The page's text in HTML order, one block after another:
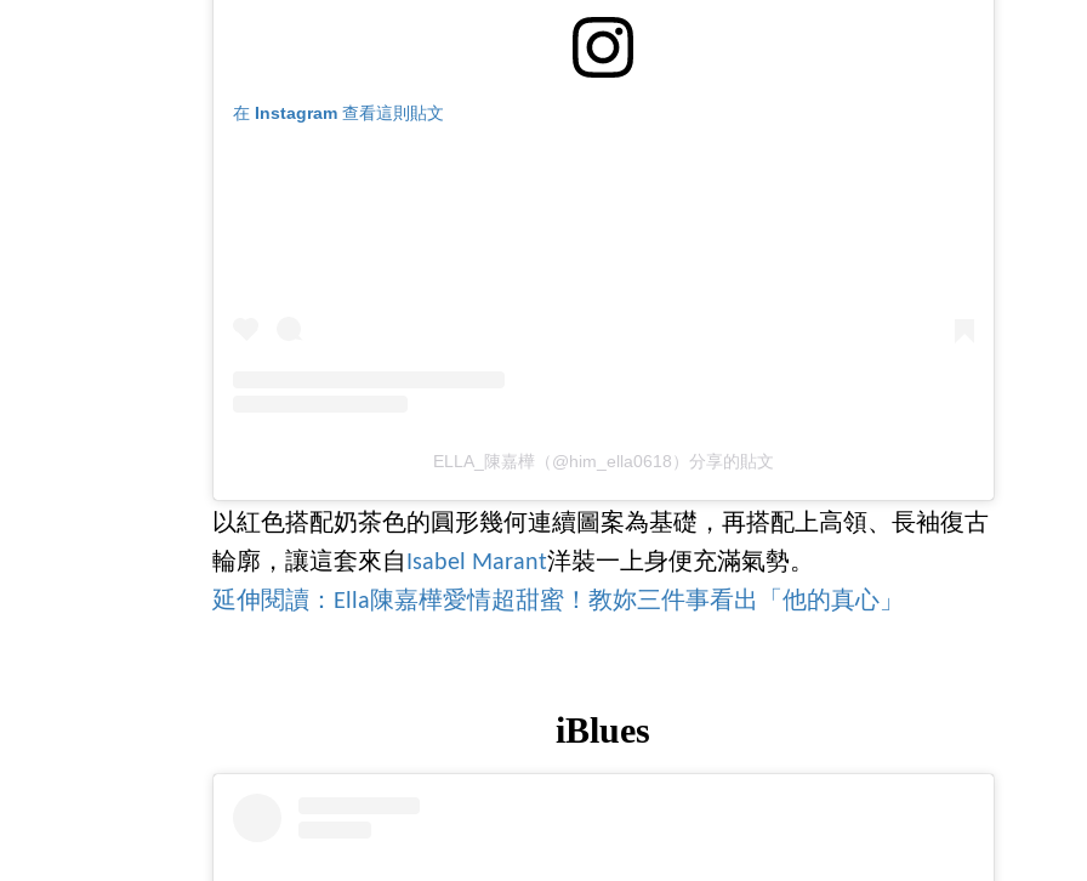
在 Instagram 查看這則貼文
ELLA_陳嘉樺（@him_ella0618）分享的貼文
以紅色搭配奶茶色的圓形幾何連續圖案為基礎，再搭配上高領、長袖復古
輪廓，讓這套來自 Isabel Marant洋裝一上身便充滿氣勢。
延伸閱讀：Ella陳嘉樺愛情超甜蜜！教妳三件事看出「他的真心」
iBlues